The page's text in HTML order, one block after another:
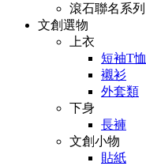
滾石聯名系列
文創選物
上衣
短袖T恤
襯衫
外套類
下身
長褲
文創小物
貼紙